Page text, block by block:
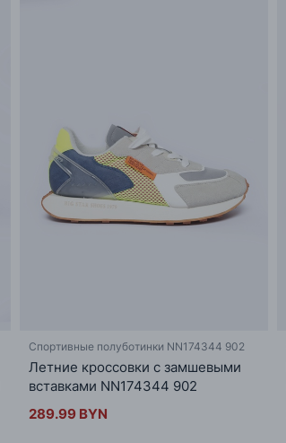
Спортивные полуботинки NN174344 902
Летние кроссовки с замшевыми
вставками NN174344 902
289.99 BYN